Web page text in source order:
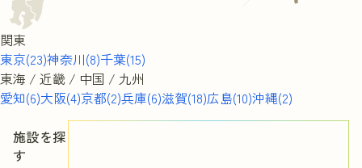
関東
東京(23)神奈川(8)千葉(15)
東海 / 近畿 / 中国 / 九州
愛知(6)大阪(4)京都(2)兵庫(6)滋賀(18)広島(10)沖縄(2)
施設を探
す